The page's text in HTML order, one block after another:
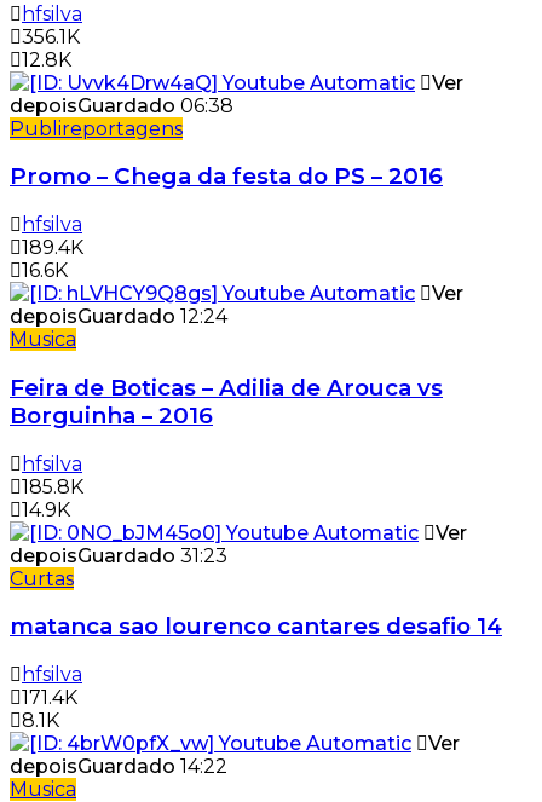
hfsilva
356.1K
12.8K
Ver
depoisGuardado 06:38
Publireportagens
Promo – Chega da festa do PS – 2016
hfsilva
189.4K
16.6K
Ver
depoisGuardado 12:24
Musica
Feira de Boticas – Adilia de Arouca vs
Borguinha – 2016
hfsilva
185.8K
14.9K
Ver
depoisGuardado 31:23
Curtas
matanca sao lourenco cantares desafio 14
hfsilva
171.4K
8.1K
Ver
depoisGuardado 14:22
Musica